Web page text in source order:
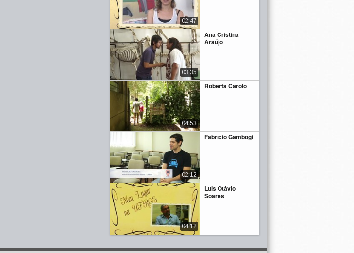
02:47
Ana Cristina
Araújo
03:35
Roberta Carolo
04:53
Fabrício Gambogi
02:12
Luis Otávio
Soares
04:12